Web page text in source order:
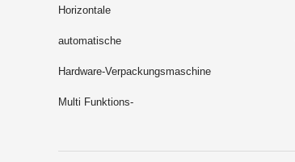
Horizontale
Verpackungsmaschine
automatische
Nahrungsmittelverpackungsmaschine
Hardware-Verpackungsmaschine
Multi Funktions-